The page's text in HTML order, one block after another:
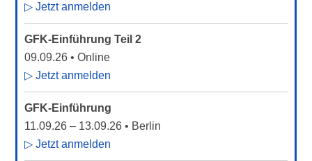
▷ Jetzt anmelden
GFK-Einführung Teil 2
09.09.26 • Online
▷ Jetzt anmelden
GFK-Einführung
11.09.26 – 13.09.26 • Berlin
▷ Jetzt anmelden